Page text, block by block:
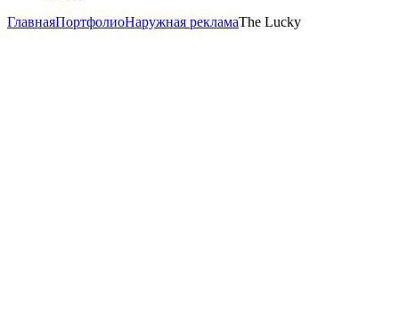
ГлавнаяПортфолиоНаружная рекламаThe Lucky